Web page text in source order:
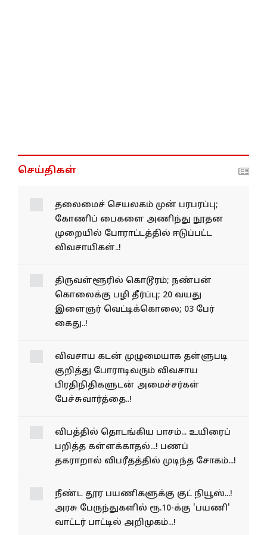
செய்திகள்
தலை​மைச் செயல​கம் முன் பரபரப்பு;
கோணிப் பைகளை அணிந்து நூதன
முறை​யில் போராட்​டத்​தில் ஈடுப்பட்ட
விவசாயிகள்..!
திருவள்ளூரில் கொடூரம்; நண்பன்
கொலைக்கு பழி தீர்ப்பு; 20 வயது
இளைஞர் வெட்டிக்கொலை; 03 பேர்
கைது..!
விவ​சாய கடன் முழுமையாக தள்​ளு​படி
குறித்து போராடிவரும் விவசாய
பிரதிநிதிகளுடன் அமைச்சர்கள்
பேச்சுவார்த்தை..!
விபத்தில் தொடங்கிய பாசம்... உயிரைப்
பறித்த கள்ளக்காதல்...! பணப்
தகராறால் விபரீதத்தில் முடிந்த சோகம்...!
நீண்ட தூர பயணிகளுக்கு குட் நியூஸ்...!
அரசு பேருந்துகளில் ரூ.10-க்கு 'பயணி'
வாட்டர் பாட்டில் அறிமுகம்...!